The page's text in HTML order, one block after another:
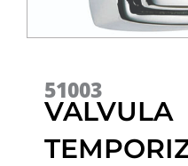
51003
VALVULA